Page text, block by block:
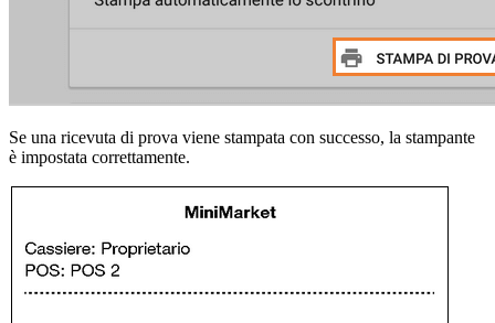
Se una ricevuta di prova viene stampata con successo, la stampante
è impostata correttamente.